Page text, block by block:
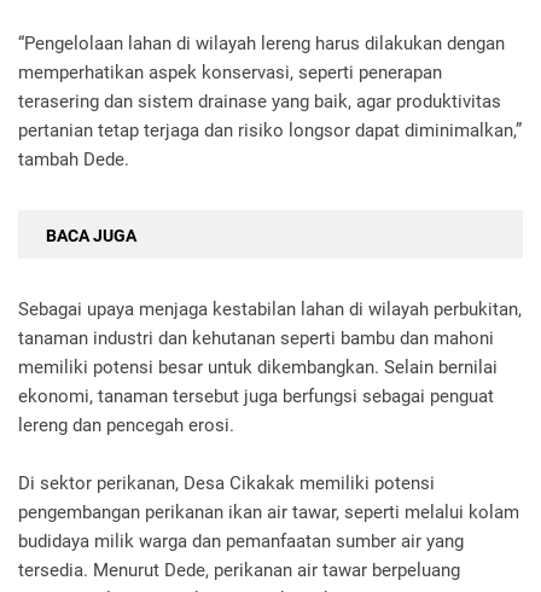
“Pengelolaan lahan di wilayah lereng harus dilakukan dengan
memperhatikan aspek konservasi, seperti penerapan
terasering dan sistem drainase yang baik, agar produktivitas
pertanian tetap terjaga dan risiko longsor dapat diminimalkan,”
tambah Dede.
BACA JUGA
Sebagai upaya menjaga kestabilan lahan di wilayah perbukitan,
tanaman industri dan kehutanan seperti bambu dan mahoni
memiliki potensi besar untuk dikembangkan. Selain bernilai
ekonomi, tanaman tersebut juga berfungsi sebagai penguat
lereng dan pencegah erosi.
Di sektor perikanan, Desa Cikakak memiliki potensi
pengembangan perikanan ikan air tawar, seperti melalui kolam
budidaya milik warga dan pemanfaatan sumber air yang
tersedia. Menurut Dede, perikanan air tawar berpeluang